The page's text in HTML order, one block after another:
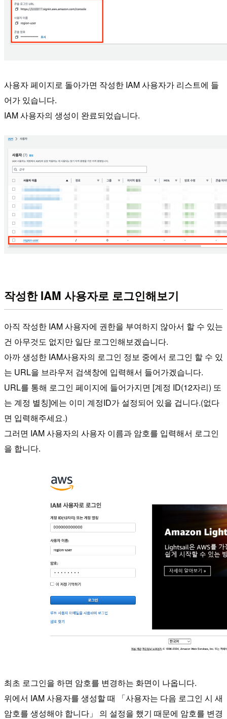
사용자 페이지로 돌아가면 작성한 IAM 사용자가 리스트에 들
어가 있습니다.
IAM 사용자의 생성이 완료되었습니다.
작성한 IAM 사용자로 로그인해보기
아직 작성한 IAM 사용자에 권한을 부여하지 않아서 할 수 있는
건 아무것도 없지만 일단 로그인해보겠습니다.
아까 생성한 IAM사용자의 로그인 정보 중에서 로그인 할 수 있
는 URL을 브라우저 검색창에 입력해서 들어가겠습니다.
URL를 통해 로그인 페이지에 들어가지면 [계정 ID(12자리) 또
는 계정 별칭]에는 이미 계정ID가 설정되어 있을 겁니다.(없다
면 입력해주세요.)
그러면 IAM 사용자의 사용자 이름과 암호를 입력해서 로그인
을 합니다.
최초 로그인을 하면 암호를 변경하는 화면이 나옵니다.
위에서 IAM 사용자를 생성할 때 「사용자는 다음 로그인 시 새
암호를 생성해야 합니다」 의 설정을 했기 때문에 암호를 변경